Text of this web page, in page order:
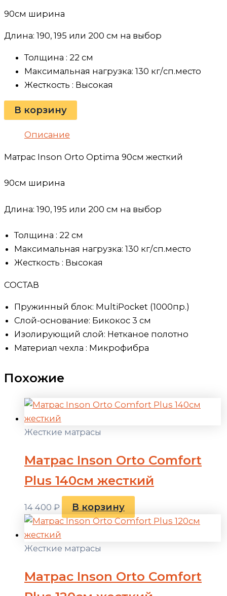
90см ширина
Длина: 190, 195 или 200 см на выбор
Толщина : 22 см
Максимальная нагрузка: 130 кг/сп.место
Жесткость : Высокая
В корзину
Описание
Матрас Inson Orto Optima 90см жесткий
90см ширина
Длина: 190, 195 или 200 см на выбор
Толщина : 22 см
Максимальная нагрузка: 130 кг/сп.место
Жесткость : Высокая
СОСТАВ
Пружинный блок: MultiPocket (1000пр.)
Слой-основание: Бикокос 3 см
Изолирующий слой: Нетканое полотно
Материал чехла : Микрофибра
Похожие
Жесткие матрасы
Матрас Inson Orto Comfort
Plus 140см жесткий
14 400 ₽ В корзину
Жесткие матрасы
Матрас Inson Orto Comfort